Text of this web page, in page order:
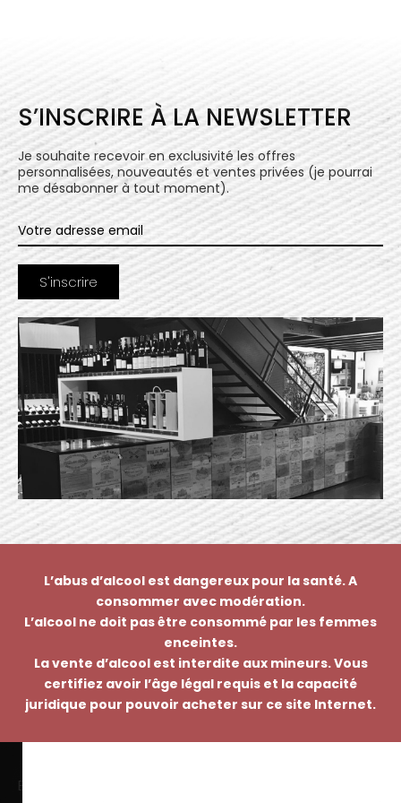
S’INSCRIRE À LA NEWSLETTER
Je souhaite recevoir en exclusivité les offres
personnalisées, nouveautés et ventes privées (je pourrai
me désabonner à tout moment).
L’abus d’alcool est dangereux pour la santé. A
consommer avec modération.
L’alcool ne doit pas être consommé par les femmes
enceintes.
La vente d’alcool est interdite aux mineurs. Vous
certifiez avoir l’âge légal requis et la capacité
juridique pour pouvoir acheter sur ce site Internet.
EMMANUEL NASTI